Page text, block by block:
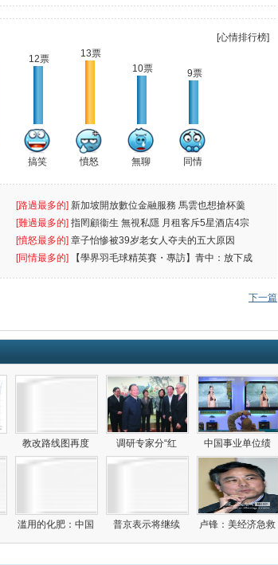
[心情排行榜]
12票
搞笑
13票
憤怒
10票
無聊
9票
同情
[路過最多的] 新加坡開放數位金融服務 馬雲也想搶杯羹
[難過最多的] 指罔顧衞生 無視私隱 月租客斥5星酒店4宗
罪
[憤怒最多的] 章子怡惨被39岁老女人夺夫的五大原因
[同情最多的]
【學界羽毛球精英賽・專訪】青中：放下成
敗
下一篇
教改路线图再度 调研专家分“红 中国事业单位绩
滥用的化肥：中国 普京表示将继续 卢锋：美经济急救